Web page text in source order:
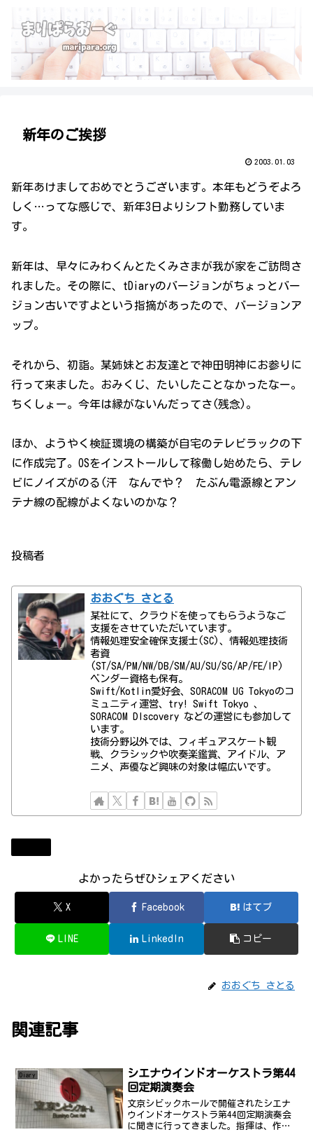
新年のご挨拶
2003.01.03
新年あけましておめでとうございます。本年もどうぞよろ
しく…ってな感じで、新年3日よりシフト勤務していま
す。
新年は、早々にみわくんとたくみさまが我が家をご訪問さ
れました。その際に、tDiaryのバージョンがちょっとバー
ジョン古いですよという指摘があったので、バージョンア
ップ。
それから、初詣。某姉妹とお友達とで神田明神にお参りに
行って来ました。おみくじ、たいしたことなかったなー。
ちくしょー。今年は縁がないんだってさ(残念)。
ほか、ようやく検証環境の構築が自宅のテレビラックの下
に作成完了。OSをインストールして稼働し始めたら、テレ
ビにノイズがのる(汗 なんでや？ たぶん電源線とアン
テナ線の配線がよくないのかな？
投稿者
おおぐち さとる
某社にて、クラウドを使ってもらうようなご
支援をさせていただいています。
情報処理安全確保支援士(SC)、情報処理技術
者資
(ST/SA/PM/NW/DB/SM/AU/SU/SG/AP/FE/IP)
ベンダー資格も保有。
Swift/Kotlin愛好会、SORACOM UG Tokyoのコ
ミュニティ運営、try! Swift Tokyo 、
SORACOM DIscovery などの運営にも参加して
います。
技術分野以外では、フィギュアスケート観
戦、クラシックや吹奏楽鑑賞、アイドル、ア
ニメ、声優など興味の対象は幅広いです。
よかったらぜひシェアください
X Facebook はてブ
LINE LinkedIn コピー
おおぐち さとる
関連記事
Diary
シエナウインドオーケストラ第44
回定期演奏会
文京シビックホールで開催されたシエナ
ウインドオーケストラ第44回定期演奏会
に聞きに行ってきました。指揮は、作曲